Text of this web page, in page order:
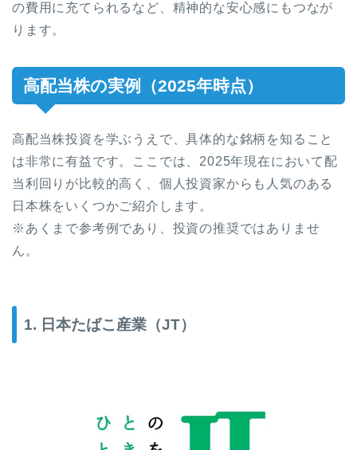
の費用に充てられるなど、精神的な安心感にもつなが
ります。
高配当株の実例（2025年時点）
高配当株投資を学ぶうえで、具体的な銘柄を知ること
は非常に有益です。ここでは、2025年現在において配
当利回りが比較的高く、個人投資家からも人気のある
日本株をいくつかご紹介します。
※あくまで参考例であり、投資の推奨ではありませ
ん。
1. 日本たばこ産業（JT）